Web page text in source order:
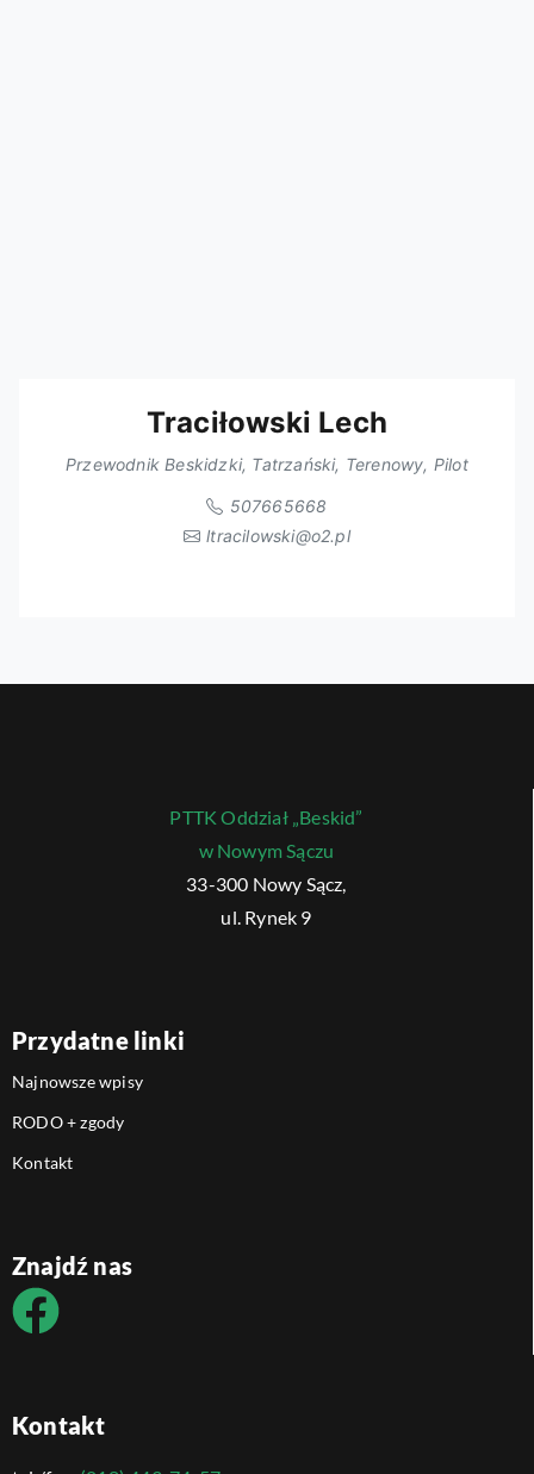
Traciłowski Lech
Przewodnik Beskidzki, Tatrzański, Terenowy, Pilot
507665668
ltracilowski@o2.pl
PTTK Oddział „Beskid”
w Nowym Sączu
33-300 Nowy Sącz,
ul. Rynek 9
Przydatne linki
Najnowsze wpisy
RODO + zgody
Kontakt
Znajdź nas
Kontakt